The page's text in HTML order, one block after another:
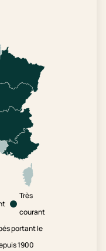
Très
courant
portant le
1900